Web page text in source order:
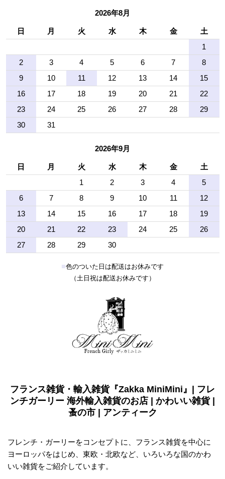
2026年8月
日 月 火 水 木 金
土
1
2
3 4 5 6 7
8
9
10 11 12 13 14
15
16
17 18 19 20 21
22
23
24 25 26 27 28
29
30
31
2026年9月
日 月 火 水 木 金
土
1
2 3 4
5
6
7 8 9 10 11
12
13
14 15 16 17 18
19
20
21 22 23 24 25
26
27
28 29 30
■色のついた日は配送はお休みです
（土日祝は配送お休みです）
フランス雑貨・輸入雑貨『Zakka MiniMini』| フレ
ンチガーリー 海外輸入雑貨のお店 | かわいい雑貨 |
蚤の市 | アンティーク
フレンチ・ガーリーをコンセプトに、フランス雑貨を中心に
ヨーロッパをはじめ、東欧・北欧など、いろいろな国のかわ
いい雑貨をご紹介しています。